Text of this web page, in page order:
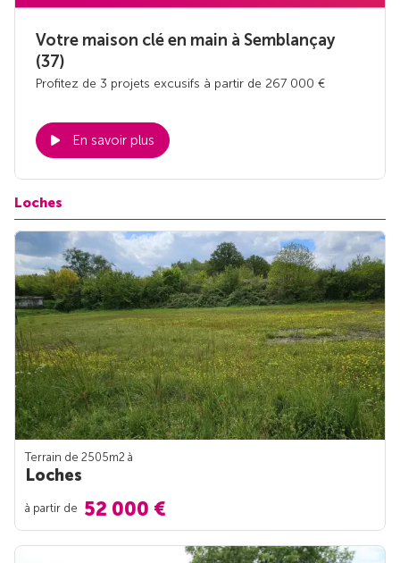
Votre maison clé en main à Semblançay
(37)
Profitez de 3 projets excusifs à partir de 267 000 €
En savoir plus
Loches
Terrain de 2505m2 à
Loches
à partir de 52 000 €